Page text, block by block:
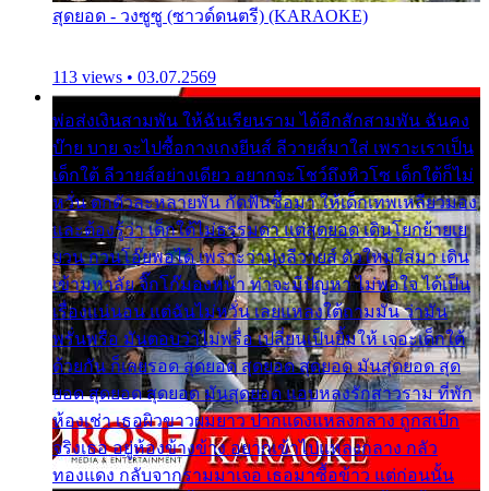
สุดยอด - วงซูซู (ซาวด์ดนตรี) (KARAOKE)
113 views • 03.07.2569
พ่อส่งเงินสามพัน ให้ฉันเรียนราม ได้อีกสักสามพัน ฉันคง
บ๊าย บาย จะไปซื้อกางเกงยีนส์ ลีวายส์มาใส่ เพราะเราเป็น
เด็กใต้ ลีวายส์อย่างเดียว อยากจะโชว์ถึงหิวโซ เด็กใต้ก็ไม่
หวั่น ตกตัวละหลายพัน กัดฟันซื้อมา ให้เด็กเทพเหลียวมอง
และต้องรู้ว่า เด็กใต้ไม่ธรรมดา แต่สุดยอด เดินโยกย้ายเย
ยวน กวนโอ๊ยพอได้ เพราะว่านุ่งลีวายส์ ตัวใหม่ใส่มา เดิน
เข้ามหาลัย จิ๊กโก๊มองหน้า ท่าจะมีปัญหา ไม่พอใจ ได้เป็น
เรื่องแน่นอน แต่ฉันไม่หวั่น เลยแหลงใต้ถามมัน ว่ามัน
พรั่นพรือ มันตอบว่าไม่พรื่อ เปลี่ยนเป็นยิ้มให้ เจอะเด็กใต้
ด้วยกัน ก็เลยรอด สุดยอด สุดยอด สุดยอด มันสุดยอด สุด
ยอด สุดยอด สุดยอด มันสุดยอด แอบหลงรักสาวราม ที่พัก
ห้องเช่า เธอผิวขาวผมยาว ปากแดงแหลงกลาง ถูกสเป็ก
จริงเธอ อยู่ห้องข้างข้าง อยากเข้าไปแหลงกลาง กลัว
ทองแดง กลับจากรามมาเจอ เธอมาซื้อข้าว แต่ก่อนนั้น